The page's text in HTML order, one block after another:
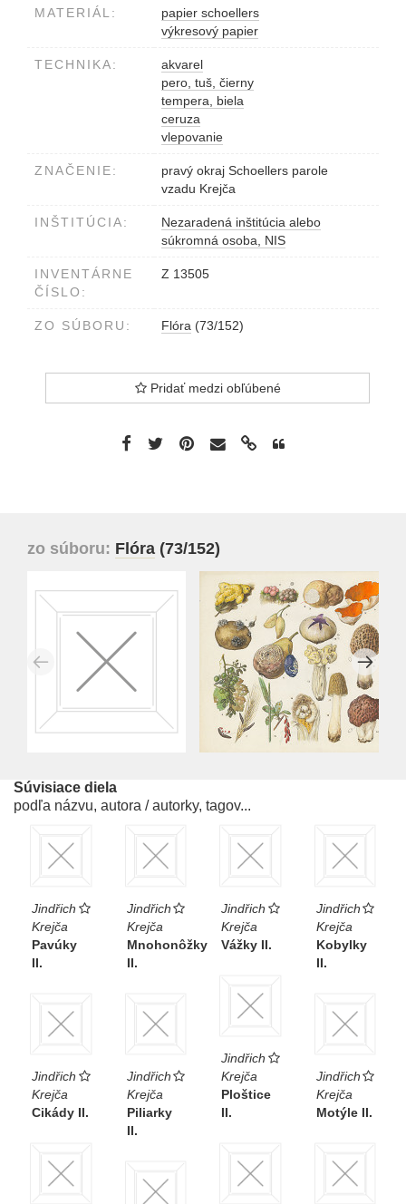
MATERIÁL:
papier schoellers
výkresový papier
TECHNIKA:
akvarel
pero, tuš, čierny
tempera, biela
ceruza
vlepovanie
ZNAČENIE:
pravý okraj Schoellers parole
vzadu Krejča
INŠTITÚCIA:
Nezaradená inštitúcia alebo
súkromná osoba, NIS
INVENTÁRNE
ČÍSLO:
Z 13505
ZO SÚBORU: Flóra (73/152)
Pridať medzi obľúbené
zo súboru: Flóra (73/152)
Súvisiace diela
podľa názvu, autora / autorky, tagov...
Jindřich
Krejča
Pavúky
II.
Jindřich
Krejča
Mnohonôžky
II.
Jindřich
Krejča
Vážky II.
Jindřich
Krejča
Kobylky
II.
Jindřich
Krejča
Ploštice
II.
Jindřich
Krejča
Cikády II.
Jindřich
Krejča
Piliarky
II.
Jindřich
Krejča
Motýle II.